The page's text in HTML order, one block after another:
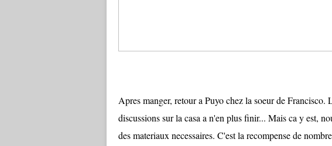
Apres manger, retour a Puyo chez la soeur de Francisco.
discussions sur la casa a n'en plus finir... Mais ca y est,
des materiaux necessaires. C'est la recompense de